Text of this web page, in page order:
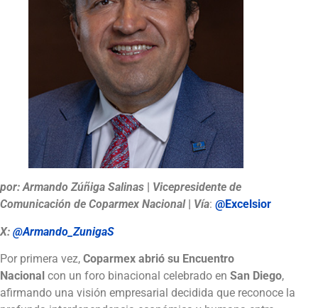
por: Armando Zúñiga Salinas
Vicepresidente de
Comunicación de Coparmex Nacional
Vía: @Excelsior
X: @Armando_ZunigaS
Por primera vez, Coparmex abrió su Encuentro
Nacional con un foro binacional celebrado en San Diego,
afirmando una visión empresarial decidida que reconoce la